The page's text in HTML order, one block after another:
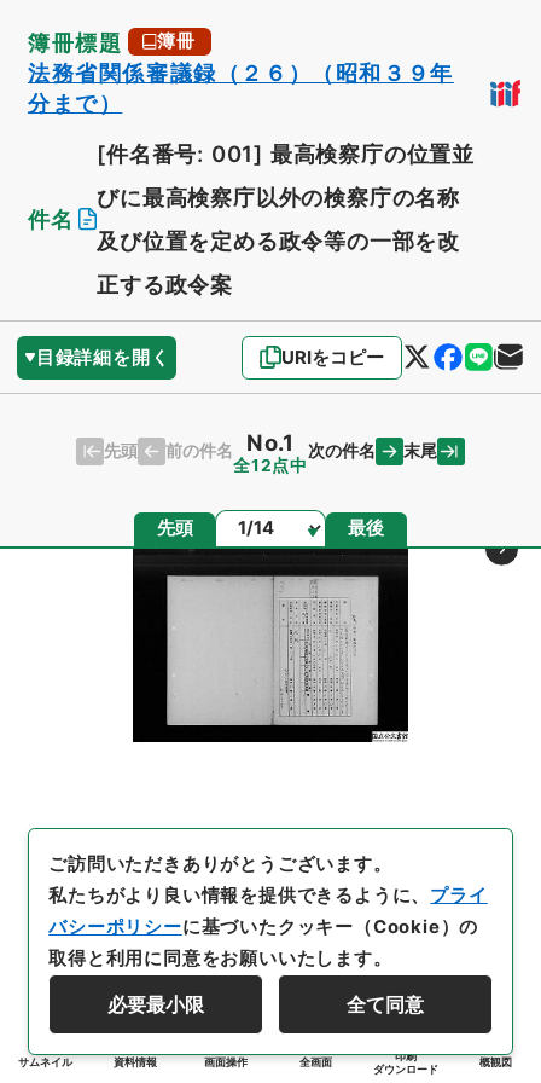
簿冊標題 簿冊
法務省関係審議録（２６）（昭和３９年
分まで）
件名
[件名番号: 001] 最高検察庁の位置並
びに最高検察庁以外の検察庁の名称
及び位置を定める政令等の一部を改
正する政令案
目録詳細を開く URIをコピー
先頭 前の件名 No.1
全12点中
次の件名 末尾
先頭 ページ 最後
サムネイル 資料情報 画面操作 全画面
印刷
ダウンロード
概観図
ご訪問いただきありがとうございます。
私たちがより良い情報を提供できるように、 プライ
バシーポリシーに基づいたクッキー（Cookie）の
取得と利用に同意をお願いいたします。
必要最小限 全て同意